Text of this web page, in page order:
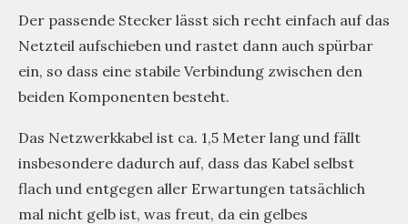
Der passende Stecker lässt sich recht einfach auf das
Netzteil aufschieben und rastet dann auch spürbar
ein, so dass eine stabile Verbindung zwischen den
beiden Komponenten besteht.
Das Netzwerkkabel ist ca. 1,5 Meter lang und fällt
insbesondere dadurch auf, dass das Kabel selbst
flach und entgegen aller Erwartungen tatsächlich
mal nicht gelb ist, was freut, da ein gelbes